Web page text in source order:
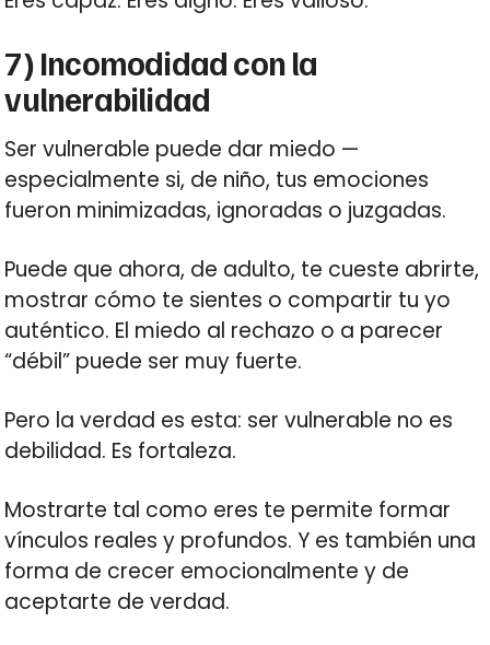
7) Incomodidad con la
vulnerabilidad
Ser vulnerable puede dar miedo —
especialmente si, de niño, tus emociones
fueron minimizadas, ignoradas o juzgadas.
Puede que ahora, de adulto, te cueste abrirte,
mostrar cómo te sientes o compartir tu yo
auténtico. El miedo al rechazo o a parecer
“débil” puede ser muy fuerte.
Pero la verdad es esta: ser vulnerable no es
debilidad. Es fortaleza.
Mostrarte tal como eres te permite formar
vínculos reales y profundos. Y es también una
forma de crecer emocionalmente y de
aceptarte de verdad.